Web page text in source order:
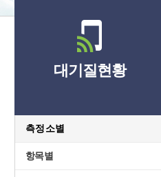
대기질현황
측정소별
항목별